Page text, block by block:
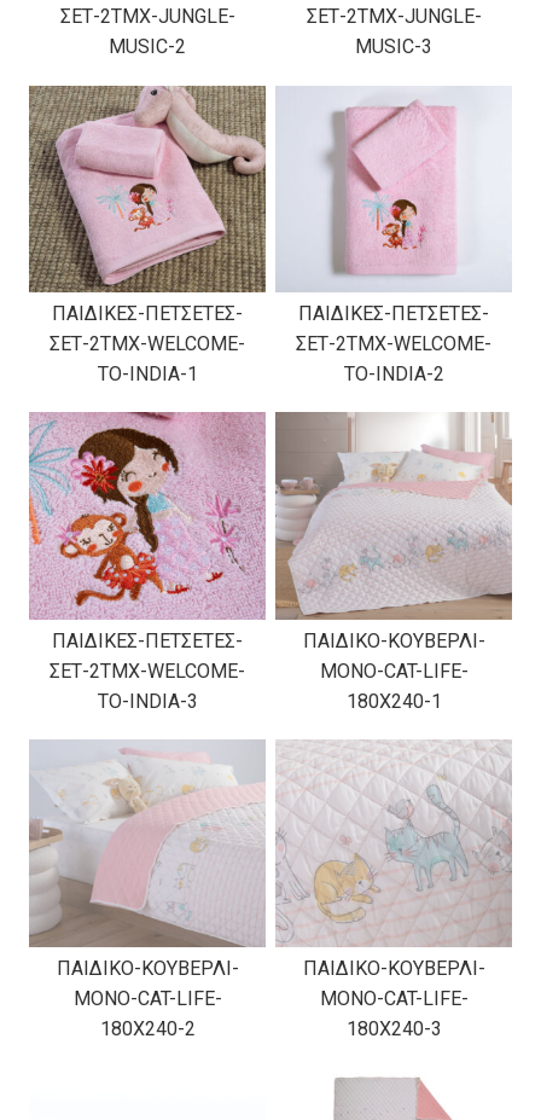
ΣΕΤ-2TMX-JUNGLE-
MUSIC-2
ΣΕΤ-2TMX-JUNGLE-
MUSIC-3
ΠΑΙΔΙΚΕΣ-ΠΕΤΣΕΤΕΣ-
ΣΕΤ-2TMX-WELCOME-
TO-INDIA-1
ΠΑΙΔΙΚΕΣ-ΠΕΤΣΕΤΕΣ-
ΣΕΤ-2TMX-WELCOME-
TO-INDIA-2
ΠΑΙΔΙΚΕΣ-ΠΕΤΣΕΤΕΣ-
ΣΕΤ-2TMX-WELCOME-
TO-INDIA-3
ΠΑΙΔΙΚΟ-ΚΟΥΒΕΡΛΙ-
ΜΟΝΟ-CAT-LIFE-
180X240-1
ΠΑΙΔΙΚΟ-ΚΟΥΒΕΡΛΙ-
ΜΟΝΟ-CAT-LIFE-
180X240-2
ΠΑΙΔΙΚΟ-ΚΟΥΒΕΡΛΙ-
ΜΟΝΟ-CAT-LIFE-
180X240-3